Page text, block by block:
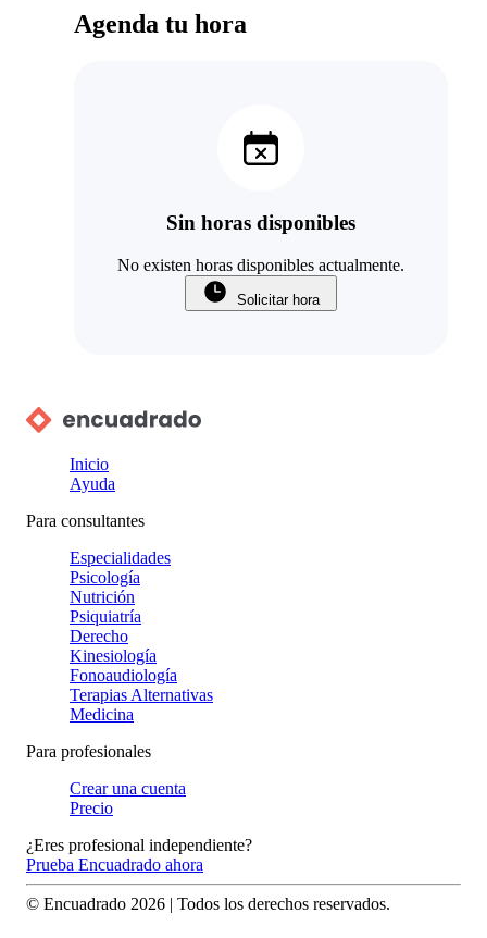
Agenda tu hora
Sin horas disponibles
No existen horas disponibles actualmente.
Solicitar hora
Inicio
Ayuda
Para consultantes
Especialidades
Psicología
Nutrición
Psiquiatría
Derecho
Kinesiología
Fonoaudiología
Terapias Alternativas
Medicina
Para profesionales
Crear una cuenta
Precio
¿Eres profesional independiente?
Prueba Encuadrado ahora
© Encuadrado 2026 | Todos los derechos reservados.